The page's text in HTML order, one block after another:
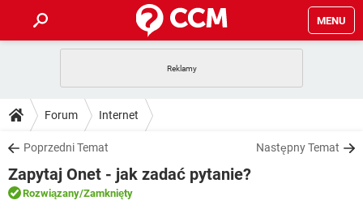
MENU
GRY
SPOTIFY
INSTAGRAM FACEBOOK
WINDOWS 10
PORADY
PlayStation
SPOTIFY
DO POBRANIA
ANDROID TIKTOK
GRY
FORUM
Forum Internet
Poprzedni Temat Następny Temat
Zapytaj Onet - jak zadać pytanie?
Rozwiązany/Zamknięty